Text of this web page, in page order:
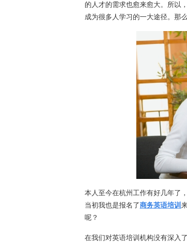
的人才的需求也愈来愈大。所以
成为很多人学习的一大途径。那么
本人至今在杭州工作有好几年了
当初我也是报名了商务英语培训
呢？
在我们对英语培训机构没有深入